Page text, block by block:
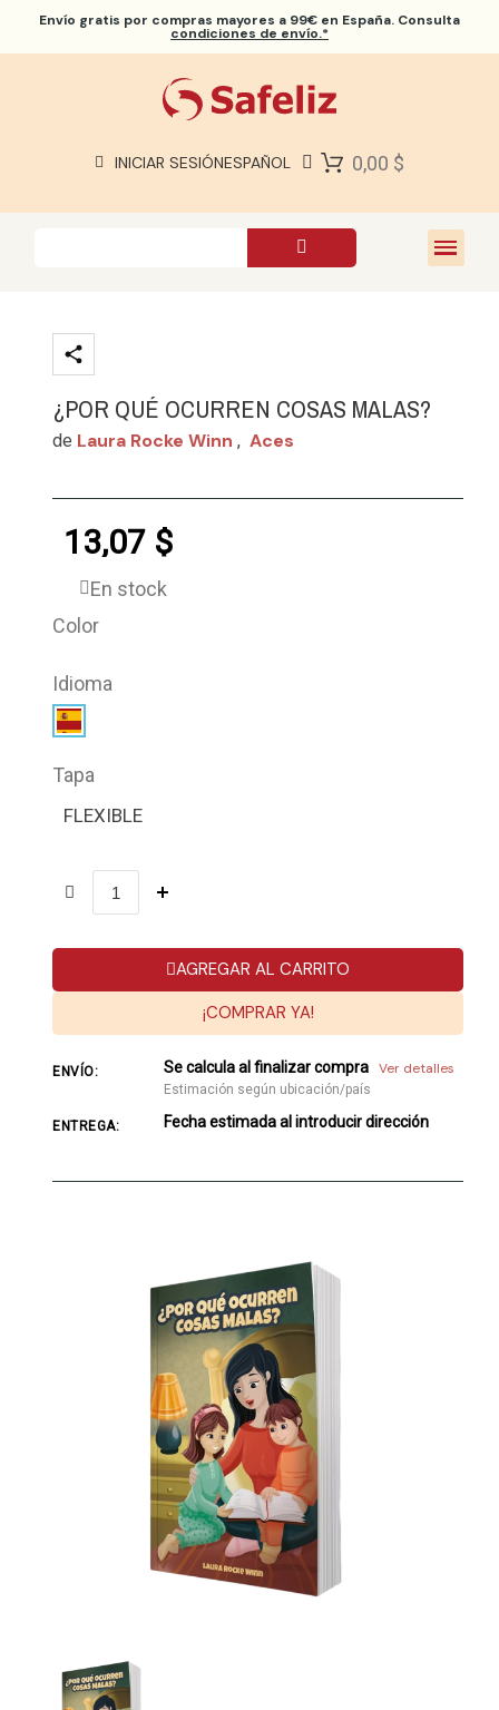
Envío gratis por compras mayores a 99€ en España. Consulta
condiciones de envío.*
INICIAR SESIÓNESPAÑOL 0,00 $
¿POR QUÉ OCURREN COSAS MALAS?
de Laura Rocke Winn , Aces
13,07 $
En stock
Color
Idioma
Tapa
FLEXIBLE
AGREGAR AL CARRITO
¡COMPRAR YA!
ENVÍO: Se calcula al finalizar compra Ver detalles
Estimación según ubicación/país
ENTREGA: Fecha estimada al introducir dirección